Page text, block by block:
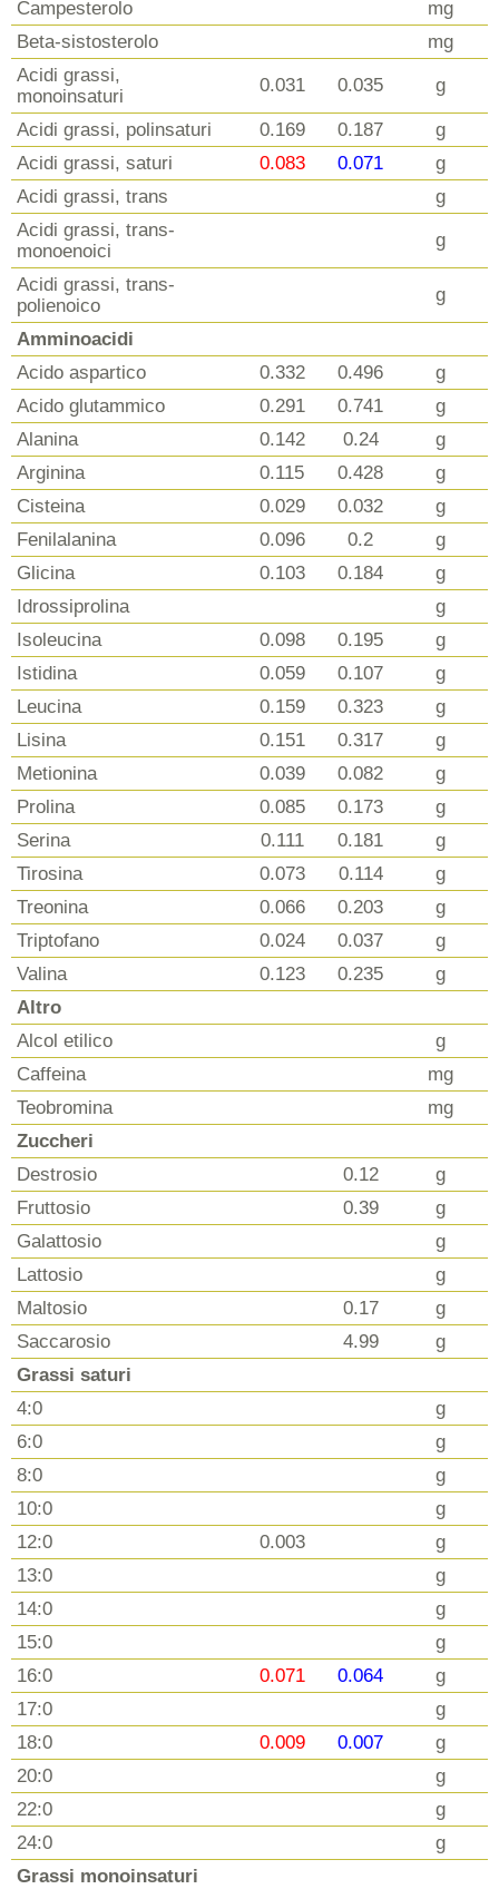
Campesterolo
mg
Beta-sistosterolo
mg
Acidi grassi,
monoinsaturi
0.031 0.035 g
Acidi grassi, polinsaturi 0.169 0.187
g
Acidi grassi, saturi
0.083 0.071
g
Acidi grassi, trans
g
Acidi grassi, trans-
monoenoici
g
Acidi grassi, trans-
polienoico
g
Amminoacidi
Acido aspartico
0.332 0.496
g
Acido glutammico
0.291 0.741
g
Alanina
0.142 0.24
g
Arginina
0.115 0.428
g
Cisteina
0.029 0.032
g
Fenilalanina
0.096 0.2
g
Glicina
0.103 0.184
g
Idrossiprolina
g
Isoleucina
0.098 0.195
g
Istidina
0.059 0.107
g
Leucina
0.159 0.323
g
Lisina
0.151 0.317
g
Metionina
0.039 0.082
g
Prolina
0.085 0.173
g
Serina
0.111 0.181
g
Tirosina
0.073 0.114
g
Treonina
0.066 0.203
g
Triptofano
0.024 0.037
g
Valina
0.123 0.235
g
Altro
Alcol etilico
g
Caffeina
mg
Teobromina
mg
Zuccheri
Destrosio
0.12
g
Fruttosio
0.39
g
Galattosio
g
Lattosio
g
Maltosio
0.17
g
Saccarosio
4.99
g
Grassi saturi
4:0
g
6:0
g
8:0
g
10:0
g
12:0
0.003
g
13:0
g
14:0
g
15:0
g
16:0
0.071 0.064
g
17:0
g
18:0
0.009 0.007
g
20:0
g
22:0
g
24:0
g
Grassi monoinsaturi